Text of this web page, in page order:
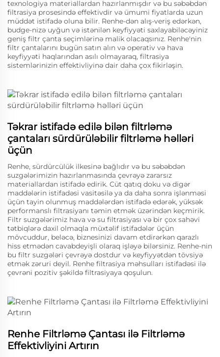
texnologiya materiallardan hazırlanmışdır və bu səbəbdən
filtrasiya prosesində effektivdir və ümumi fiyatlarda uzun
müddət istifadə oluna bilir. Renhe-dən alış-veriş edərkən,
budge-nizə uyğun və istənilən keyfiyyəti saxlayabiləcəyiniz
geniş filtr çanta seçimlərinə malik olacaqsınız. Renhe'nin
filtr çantalarını bugün satın alın və operativ və hava
keyfiyyəti haqlarından asılı olmayaraq, filtrasiya
sistemlərinizin effektivliyinə dair daha çox fikirləşin.
Təkrar istifadə edilə bilən filtrləmə
çantaları sürdürüləbilir filtrləmə həlləri
üçün
Renhe, sürdürcülük ilkesinə bağlıdır və bu səbəbdən
suzgələrimizin hazırlanmasında çevrəyə zararsız
materiallardan istifadə edirik. Cüt qatıq doku və digər
maddələrin istifadəsi vasitəsilə ya da daha sonra işlənməsi
üçün tayin olunmuş maddələrdən istifadə edərək, yüksək
performanslı filtrasiyanı təmin etmək üzərindən keçmirik.
Filtr suzgələrimiz hava və su filtrasiyası və bir çox sahəvi
tətbiqlərə daxil olmaqla müxtəlif istifadələr üçün
mövcuddur, beləcə, biznesinizi davam etdirərkən qarazlı
hiss etmədən cavabdeyişli olaraq işləyə bilərsiniz. Renhe-nin
bu filtr suzgələri çevrəyə dostdur və keyfiyyətdən tövsiyə
etmək zəruri deyil. Renhe filtrasiya məhsulları istifadəsi ilə
çevrəni pozitiv şəkildə filtrasiyaya qoşulun.
Renhe Filtrləmə Çantası ilə Filtrləmə
Effektivliyini Artırın